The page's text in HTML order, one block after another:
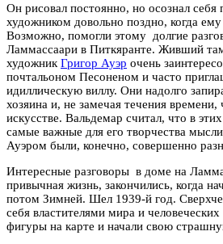
Он рисовал постоянно, но осознал себя
художником довольно поздно, когда
Возможно, помогли этому долгие
Ламмассаари в Питкяранте. Живший
художник Григор Ауэр очень
почтальоном Песоненом и часто
идиллическую виллу. Они надолго
хозяина и, не замечая течения времени,
искусстве. Вальдемар считал, что в
самые важные для его творчества
Ауэром были, конечно, совершенно
Интересные разговоры в доме на
привычная жизнь, закончились, когда
потом Зимней. Шел 1939-й год.
себя властителями мира и
фигуры на карте и начали свою